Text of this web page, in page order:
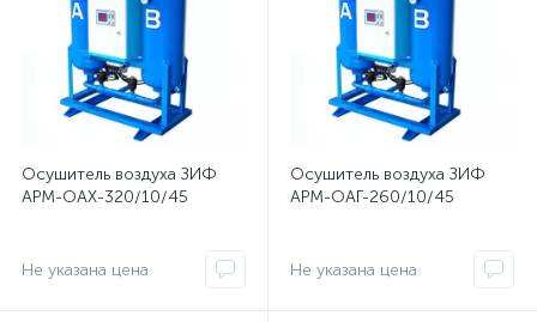
Осушитель воздуха ЗИФ
АРМ-ОАХ-320/10/45
Не указана цена
Осушитель воздуха ЗИФ
АРМ-ОАГ-260/10/45
Не указана цена